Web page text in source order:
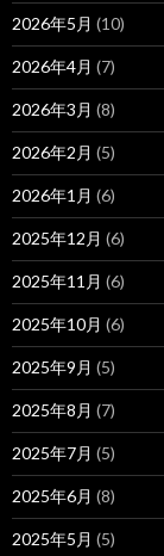
2026年5月 (10)
2026年4月 (7)
2026年3月 (8)
2026年2月 (5)
2026年1月 (6)
2025年12月 (6)
2025年11月 (6)
2025年10月 (6)
2025年9月 (5)
2025年8月 (7)
2025年7月 (5)
2025年6月 (8)
2025年5月 (5)